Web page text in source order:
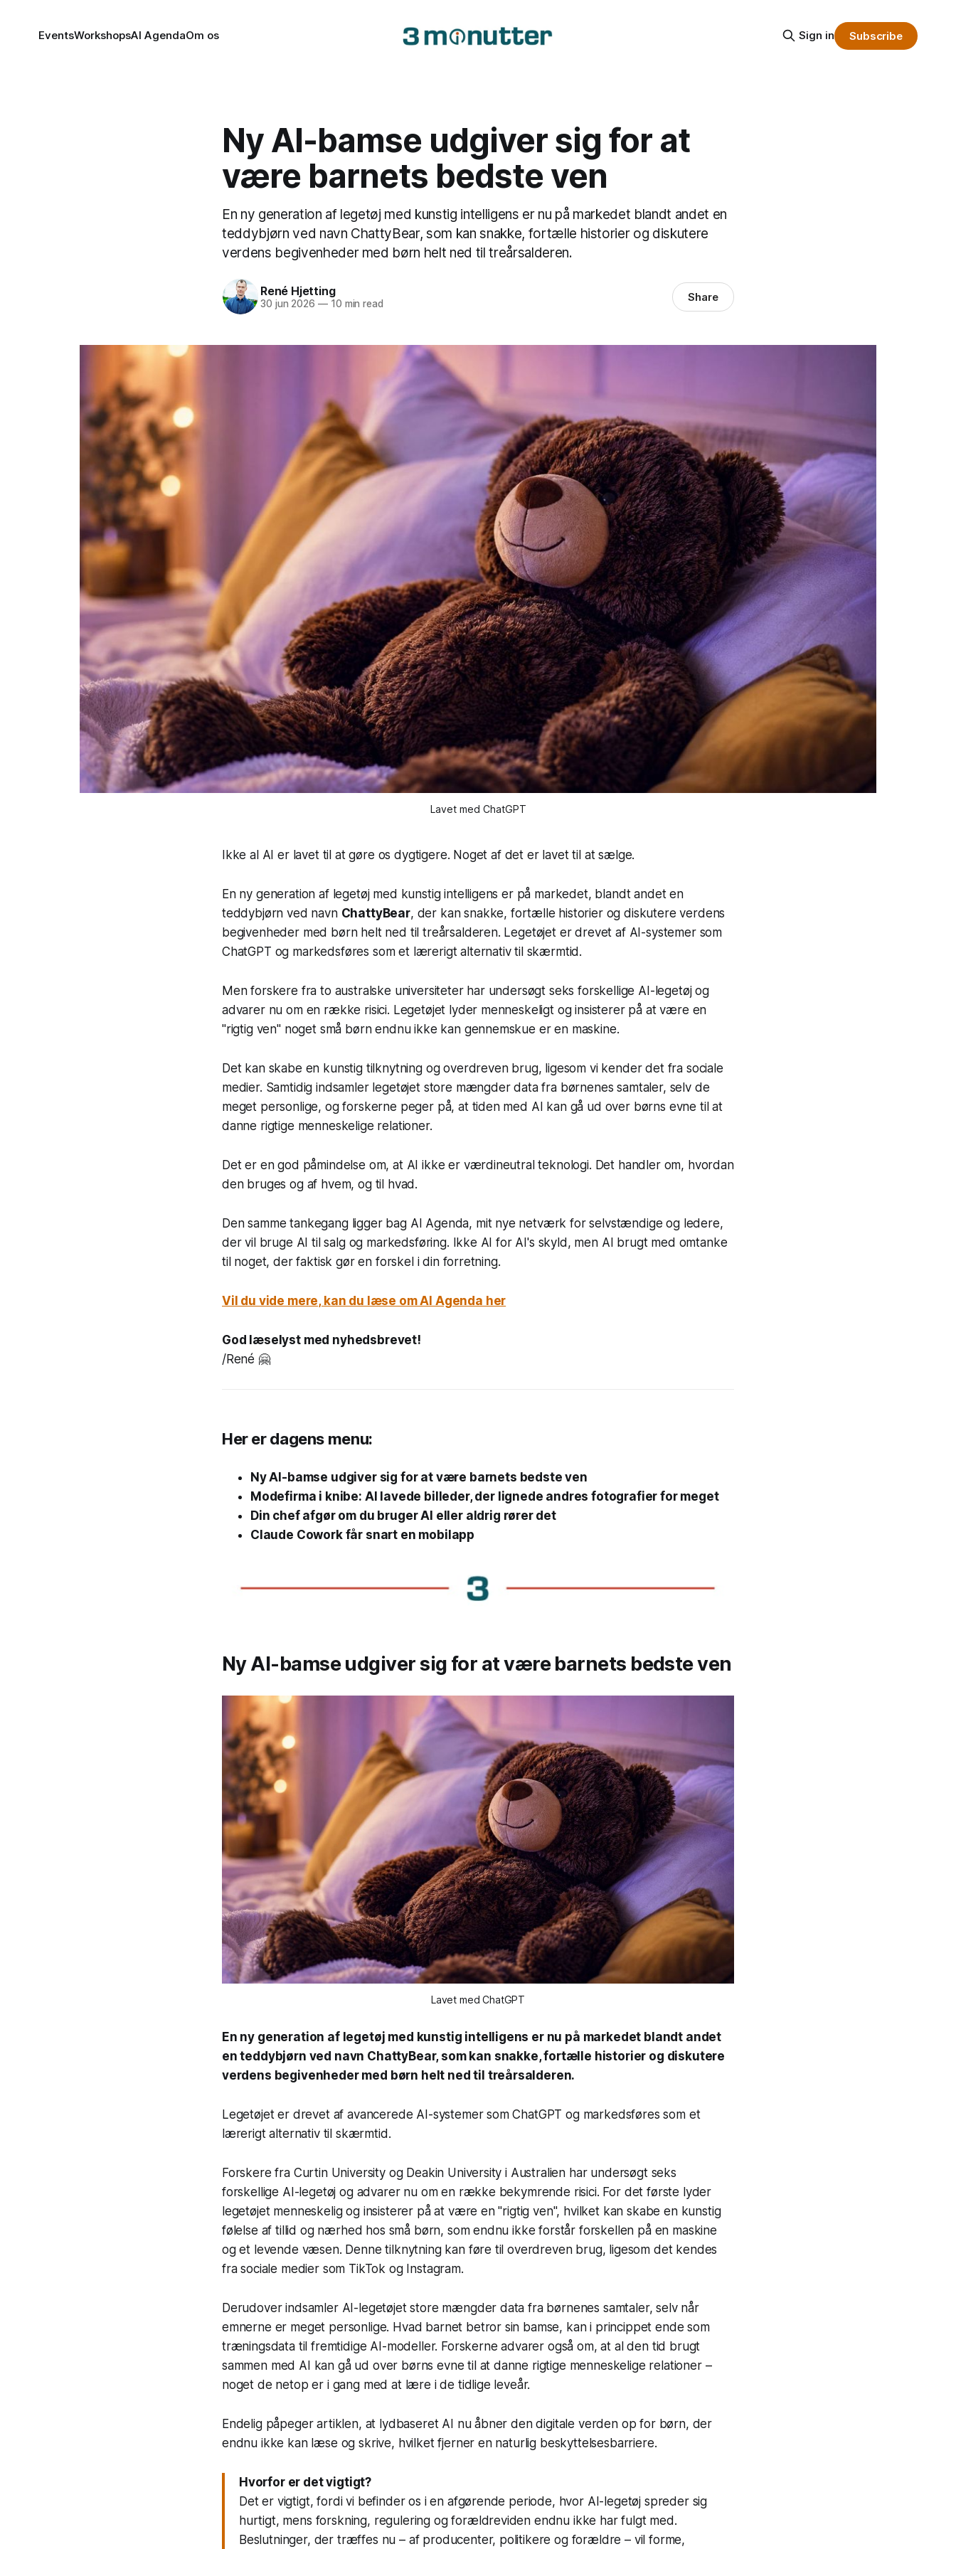
EventsWorkshopsAI AgendaOm os Sign in Subscribe
Ny AI-bamse udgiver sig for at
være barnets bedste ven
En ny generation af legetøj med kunstig intelligens er nu på markedet blandt andet en
teddybjørn ved navn ChattyBear, som kan snakke, fortælle historier og diskutere
verdens begivenheder med børn helt ned til treårsalderen.
René Hjetting
30 jun 2026 —10 min read Share
Lavet med ChatGPT
Ikke al AI er lavet til at gøre os dygtigere. Noget af det er lavet til at sælge.
En ny generation af legetøj med kunstig intelligens er på markedet, blandt andet en
teddybjørn ved navn ChattyBear, der kan snakke, fortælle historier og diskutere verdens
begivenheder med børn helt ned til treårsalderen. Legetøjet er drevet af AI-systemer som
ChatGPT og markedsføres som et lærerigt alternativ til skærmtid.
Men forskere fra to australske universiteter har undersøgt seks forskellige AI-legetøj og
advarer nu om en række risici. Legetøjet lyder menneskeligt og insisterer på at være en
"rigtig ven" noget små børn endnu ikke kan gennemskue er en maskine.
Det kan skabe en kunstig tilknytning og overdreven brug, ligesom vi kender det fra sociale
medier. Samtidig indsamler legetøjet store mængder data fra børnenes samtaler, selv de
meget personlige, og forskerne peger på, at tiden med AI kan gå ud over børns evne til at
danne rigtige menneskelige relationer.
Det er en god påmindelse om, at AI ikke er værdineutral teknologi. Det handler om, hvordan
den bruges og af hvem, og til hvad.
Den samme tankegang ligger bag AI Agenda, mit nye netværk for selvstændige og ledere,
der vil bruge AI til salg og markedsføring. Ikke AI for AI's skyld, men AI brugt med omtanke
til noget, der faktisk gør en forskel i din forretning.
Vil du vide mere, kan du læse om AI Agenda her
God læselyst med nyhedsbrevet!
/René 🤗
Her er dagens menu:
Ny AI-bamse udgiver sig for at være barnets bedste ven
Modefirma i knibe: AI lavede billeder, der lignede andres fotografier for meget
Din chef afgør om du bruger AI eller aldrig rører det
Claude Cowork får snart en mobilapp
Ny AI-bamse udgiver sig for at være barnets bedste ven
Lavet med ChatGPT
En ny generation af legetøj med kunstig intelligens er nu på markedet blandt andet
en teddybjørn ved navn ChattyBear, som kan snakke, fortælle historier og diskutere
verdens begivenheder med børn helt ned til treårsalderen.
Legetøjet er drevet af avancerede AI-systemer som ChatGPT og markedsføres som et
lærerigt alternativ til skærmtid.
Forskere fra Curtin University og Deakin University i Australien har undersøgt seks
forskellige AI-legetøj og advarer nu om en række bekymrende risici. For det første lyder
legetøjet menneskelig og insisterer på at være en "rigtig ven", hvilket kan skabe en kunstig
følelse af tillid og nærhed hos små børn, som endnu ikke forstår forskellen på en maskine
og et levende væsen. Denne tilknytning kan føre til overdreven brug, ligesom det kendes
fra sociale medier som TikTok og Instagram.
Derudover indsamler AI-legetøjet store mængder data fra børnenes samtaler, selv når
emnerne er meget personlige. Hvad barnet betror sin bamse, kan i princippet ende som
træningsdata til fremtidige AI-modeller. Forskerne advarer også om, at al den tid brugt
sammen med AI kan gå ud over børns evne til at danne rigtige menneskelige relationer –
noget de netop er i gang med at lære i de tidlige leveår.
Endelig påpeger artiklen, at lydbaseret AI nu åbner den digitale verden op for børn, der
endnu ikke kan læse og skrive, hvilket fjerner en naturlig beskyttelsesbarriere.
Hvorfor er det vigtigt?
Det er vigtigt, fordi vi befinder os i en afgørende periode, hvor AI-legetøj spreder sig
hurtigt, mens forskning, regulering og forældreviden endnu ikke har fulgt med.
Beslutninger, der træffes nu – af producenter, politikere og forældre – vil forme,